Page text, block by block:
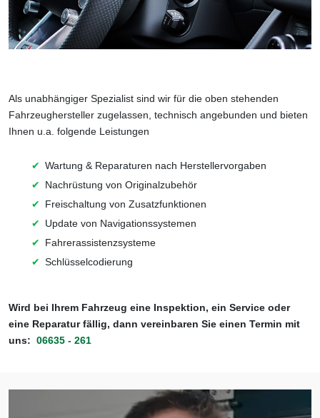
Als unabhängiger Spezialist sind wir für die oben stehenden
Fahrzeughersteller zugelassen, technisch angebunden und bieten
Ihnen u.a. folgende Leistungen
Wartung & Reparaturen nach Herstellervorgaben
Nachrüstung von Originalzubehör
Freischaltung von Zusatzfunktionen
Update von Navigationssystemen
Fahrerassistenzsysteme
Schlüsselcodierung
Wird bei Ihrem Fahrzeug eine Inspektion, ein Service oder
eine Reparatur fällig, dann vereinbaren Sie einen Termin mit
uns: 06635 - 261